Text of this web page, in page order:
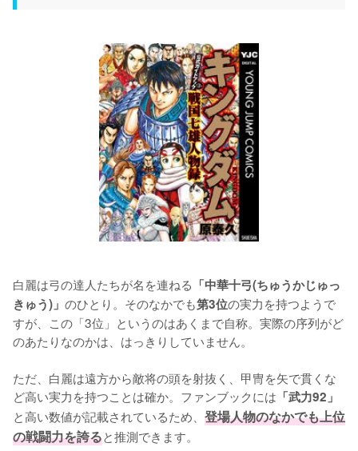
白麗は弓の達人たちが名を連ねる 「中華十弓(ちゅうかじゅっ
きゅう)」 のひとり。そのなかでも第3位の実力を持つようで
すが、この「3位」というのはあくまで自称。実際の序列がど
のあたりなのかは、はっきりしていません。
ただ、白麗は遠方から敵将の頭を射抜く、甲冑を矢で貫くな
ど高い実力を持つことは確か。ファンブックには 「武力92」
と高い数値が記載されているため、 登場人物のなかでも上位
の戦闘力を誇ると推測できます。